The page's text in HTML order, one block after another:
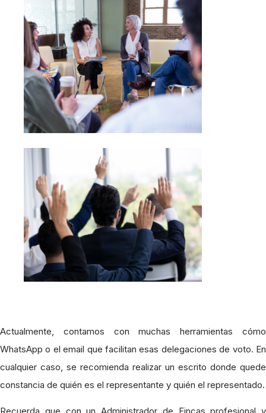
Actualmente, contamos con muchas herramientas cómo
WhatsApp o el email que facilitan esas delegaciones de voto. En
cualquier caso, se recomienda realizar un escrito donde quede
constancia de quién es el representante y quién el representado.